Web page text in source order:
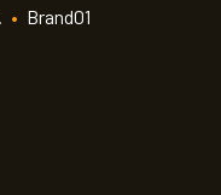
• Brand01